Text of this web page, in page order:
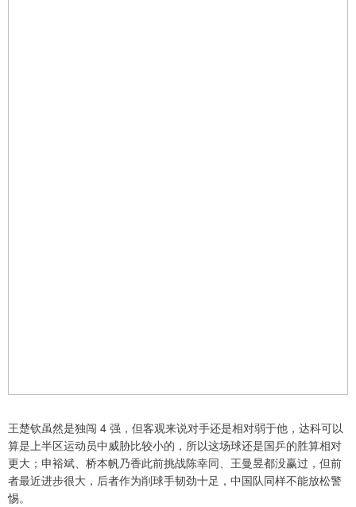
王楚钦虽然是独闯 4 强，但客观来说对手还是相对弱于他，达科可以
算是上半区运动员中威胁比较小的，所以这场球还是国乒的胜算相对
更大；申裕斌、桥本帆乃香此前挑战陈幸同、王曼昱都没赢过，但前
者最近进步很大，后者作为削球手韧劲十足，中国队同样不能放松警
惕。